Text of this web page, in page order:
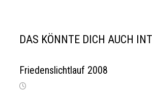
DAS KÖNNTE DICH AUCH
Friedenslichtlauf 2008